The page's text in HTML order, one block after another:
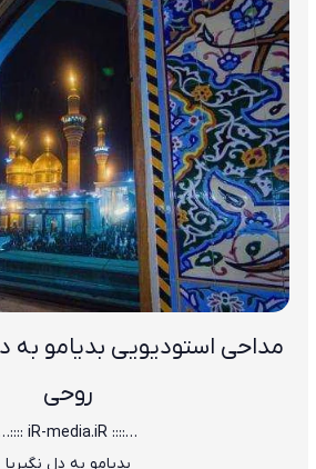
مداحی استودیویی بدیامو به دل
روحی
…:::: iR-media.iR ::::…
بدیامو به دل نگیریا